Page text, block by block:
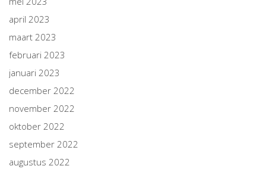
april 2023
maart 2023
februari 2023
januari 2023
december 2022
november 2022
oktober 2022
september 2022
augustus 2022